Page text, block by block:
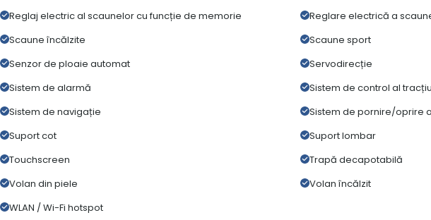
Reglaj electric al scaunelor cu funcție de memorie
Reglare electrică a
Scaune încălzite
Scaune sport
Senzor de ploaie automat
Servodirecție
Sistem de alarmă
Sistem de control al
Sistem de navigație
Sistem de pornire/oprire
Suport cot
Suport lombar
Touchscreen
Trapă decapotabilă
Volan din piele
Volan încălzit
WLAN / Wi-Fi hotspot